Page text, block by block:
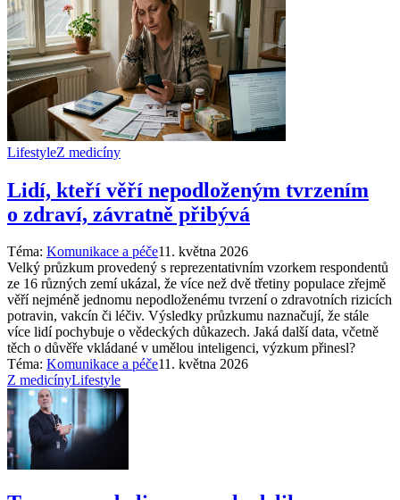
LifestyleZ medicíny
Lidí, kteří věří nepodloženým tvrzením
o zdraví, závratně přibývá
Téma: Komunikace a péče11. května 2026
Velký průzkum provedený s reprezentativním vzorkem respondentů
ze 16 různých zemí ukázal, že více než dvě třetiny populace zřejmě
věří nejméně jednomu nepodloženému tvrzení o zdravotních rizicích
potravin, vakcín či léčiv. Výsledky průzkumu naznačují, že stále
více lidí pochybuje o vědeckých důkazech. Jaká další data, včetně
těch o důvěře vkládané v umělou inteligenci, výzkum přinesl?
Téma: Komunikace a péče11. května 2026
Z medicínyLifestyle